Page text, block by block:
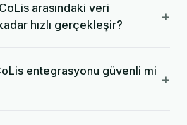
arasındaki veri
hızlı gerçekleşir?
+
entegrasyonu güvenli mi +